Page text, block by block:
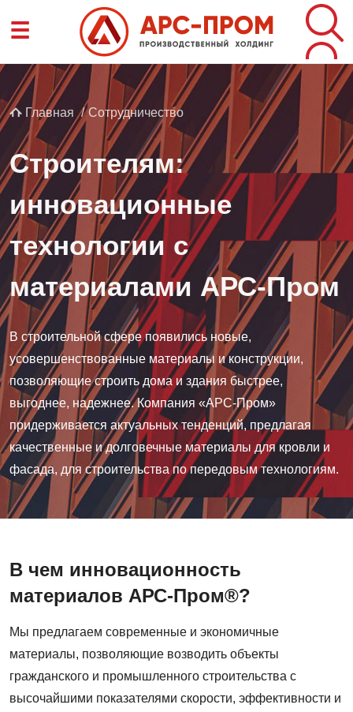
содержанию
☰
Строка
навигации
Главная Сотрудничество
Строителям:
инновационные
технологии с
материалами АРС-Пром
В строительной сфере появились новые,
усовершенствованные материалы и конструкции,
позволяющие строить дома и здания быстрее,
выгоднее, надежнее. Компания «АРС-Пром»
придерживается актуальных тенденций, предлагая
качественные и долговечные материалы для кровли и
фасада, для строительства по передовым технологиям.
В чем инновационность
материалов АРС-Пром®?
Мы предлагаем современные и экономичные
материалы, позволяющие возводить объекты
гражданского и промышленного строительства с
высочайшими показателями скорости, эффективности и